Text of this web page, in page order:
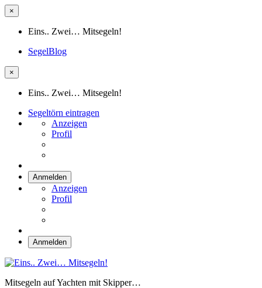
×
Eins.. Zwei… Mitsegeln!
SegelBlog
×
Eins.. Zwei… Mitsegeln!
Segeltörn eintragen
Anzeigen
Profil
Anmelden
Anzeigen
Profil
Anmelden
Mitsegeln auf Yachten mit Skipper…